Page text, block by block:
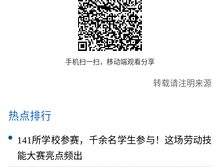
手机扫一扫，移动端观看分享
转载请注明来源
热点排行
141所学校参赛，千余名学生参与！这场劳动技
能大赛亮点频出